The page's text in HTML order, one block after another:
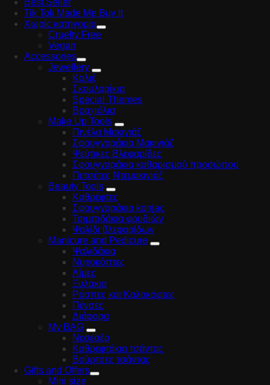
Tik Tok Made Me Buy It
Χωρίς κατηγορία
Cruelty Free
Vegan
Accessories
Jewellery
Κολιέ
Σκουλαρίκια
Special Themes
Βραχιόλια
Make Up Tools
Πινέλα Μακιγιάζ
Σφουγγαράκια Μακιγιάζ
Ψεύτικες Βλεφαρίδες
Σφουγγαράκια καθαρισμού προσώπου
Πετσέτες Ντεμακιγιάζ
Beauty Tools
Καθρέφτες
Σφουγγαράκια konjac
Τσιμπιδάκια φρυδιών
Ψαλίδι βλεφαρίδων
Manicure and Pedicure
Ψαλιδάκια
Νυχοκόπτες
Λίμες
Ξυλάκια
Ράσπες και Καλοκόφτες
Πένσες
Διάφορα
My BAG
Νεσεσέρ
Καθρεφτάκια τσάντας
Βούρτσες τσάντας
Gifts and Offers
Mini size